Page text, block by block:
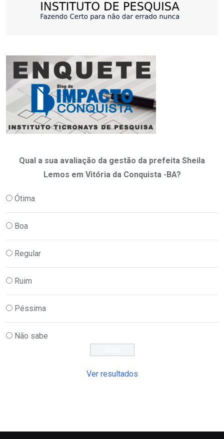
Qual a sua avaliação da gestão da prefeita Sheila
Lemos em Vitória da Conquista -BA?
Ótima
Boa
Regular
Ruim
Péssima
Não sabe
Ver resultados